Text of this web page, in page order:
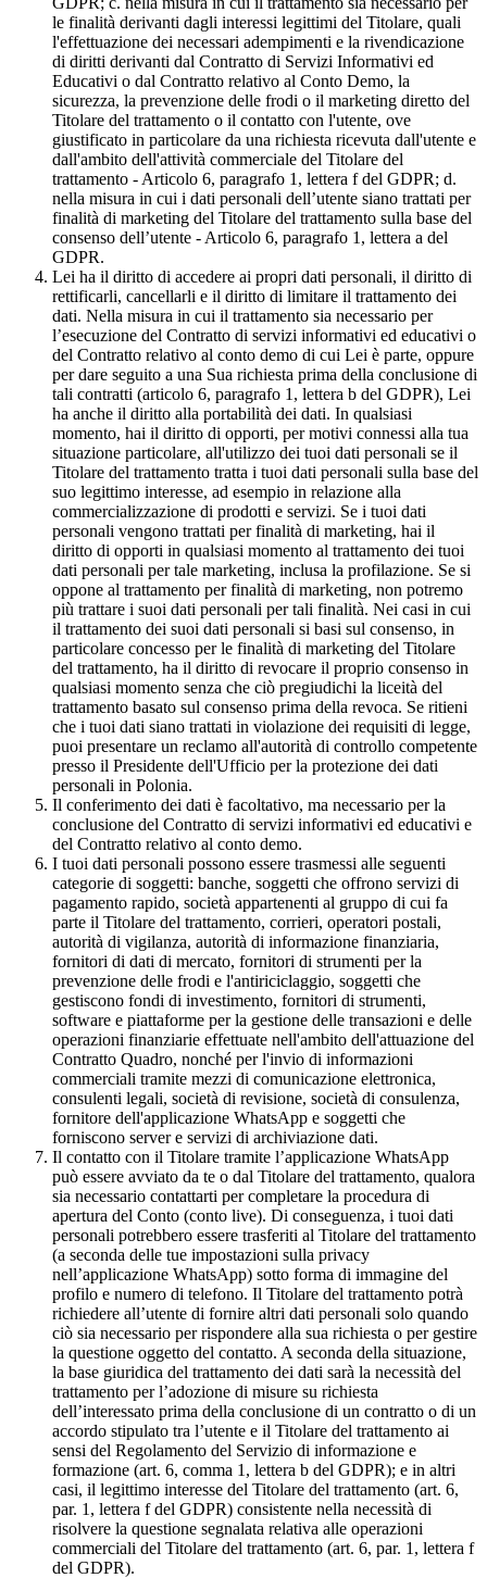
le finalità derivanti dagli interessi legittimi del Titolare, quali
l'effettuazione dei necessari adempimenti e la rivendicazione
di diritti derivanti dal Contratto di Servizi Informativi ed
Educativi o dal Contratto relativo al Conto Demo, la
sicurezza, la prevenzione delle frodi o il marketing diretto del
Titolare del trattamento o il contatto con l'utente, ove
giustificato in particolare da una richiesta ricevuta dall'utente e
dall'ambito dell'attività commerciale del Titolare del
trattamento - Articolo 6, paragrafo 1, lettera f del GDPR; d.
nella misura in cui i dati personali dell’utente siano trattati per
finalità di marketing del Titolare del trattamento sulla base del
consenso dell’utente - Articolo 6, paragrafo 1, lettera a del
GDPR.
Lei ha il diritto di accedere ai propri dati personali, il diritto di
rettificarli, cancellarli e il diritto di limitare il trattamento dei
dati. Nella misura in cui il trattamento sia necessario per
l’esecuzione del Contratto di servizi informativi ed educativi o
del Contratto relativo al conto demo di cui Lei è parte, oppure
per dare seguito a una Sua richiesta prima della conclusione di
tali contratti (articolo 6, paragrafo 1, lettera b del GDPR), Lei
ha anche il diritto alla portabilità dei dati. In qualsiasi
momento, hai il diritto di opporti, per motivi connessi alla tua
situazione particolare, all'utilizzo dei tuoi dati personali se il
Titolare del trattamento tratta i tuoi dati personali sulla base del
suo legittimo interesse, ad esempio in relazione alla
commercializzazione di prodotti e servizi. Se i tuoi dati
personali vengono trattati per finalità di marketing, hai il
diritto di opporti in qualsiasi momento al trattamento dei tuoi
dati personali per tale marketing, inclusa la profilazione. Se si
oppone al trattamento per finalità di marketing, non potremo
più trattare i suoi dati personali per tali finalità. Nei casi in cui
il trattamento dei suoi dati personali si basi sul consenso, in
particolare concesso per le finalità di marketing del Titolare
del trattamento, ha il diritto di revocare il proprio consenso in
qualsiasi momento senza che ciò pregiudichi la liceità del
trattamento basato sul consenso prima della revoca. Se ritieni
che i tuoi dati siano trattati in violazione dei requisiti di legge,
puoi presentare un reclamo all'autorità di controllo competente
presso il Presidente dell'Ufficio per la protezione dei dati
personali in Polonia.
Il conferimento dei dati è facoltativo, ma necessario per la
conclusione del Contratto di servizi informativi ed educativi e
del Contratto relativo al conto demo.
I tuoi dati personali possono essere trasmessi alle seguenti
categorie di soggetti: banche, soggetti che offrono servizi di
pagamento rapido, società appartenenti al gruppo di cui fa
parte il Titolare del trattamento, corrieri, operatori postali,
autorità di vigilanza, autorità di informazione finanziaria,
fornitori di dati di mercato, fornitori di strumenti per la
prevenzione delle frodi e l'antiriciclaggio, soggetti che
gestiscono fondi di investimento, fornitori di strumenti,
software e piattaforme per la gestione delle transazioni e delle
operazioni finanziarie effettuate nell'ambito dell'attuazione del
Contratto Quadro, nonché per l'invio di informazioni
commerciali tramite mezzi di comunicazione elettronica,
consulenti legali, società di revisione, società di consulenza,
fornitore dell'applicazione WhatsApp e soggetti che
forniscono server e servizi di archiviazione dati.
Il contatto con il Titolare tramite l’applicazione WhatsApp
può essere avviato da te o dal Titolare del trattamento, qualora
sia necessario contattarti per completare la procedura di
apertura del Conto (conto live). Di conseguenza, i tuoi dati
personali potrebbero essere trasferiti al Titolare del trattamento
(a seconda delle tue impostazioni sulla privacy
nell’applicazione WhatsApp) sotto forma di immagine del
profilo e numero di telefono. Il Titolare del trattamento potrà
richiedere all’utente di fornire altri dati personali solo quando
ciò sia necessario per rispondere alla sua richiesta o per gestire
la questione oggetto del contatto. A seconda della situazione,
la base giuridica del trattamento dei dati sarà la necessità del
trattamento per l’adozione di misure su richiesta
dell’interessato prima della conclusione di un contratto o di un
accordo stipulato tra l’utente e il Titolare del trattamento ai
sensi del Regolamento del Servizio di informazione e
formazione (art. 6, comma 1, lettera b del GDPR); e in altri
casi, il legittimo interesse del Titolare del trattamento (art. 6,
par. 1, lettera f del GDPR) consistente nella necessità di
risolvere la questione segnalata relativa alle operazioni
commerciali del Titolare del trattamento (art. 6, par. 1, lettera f
del GDPR).